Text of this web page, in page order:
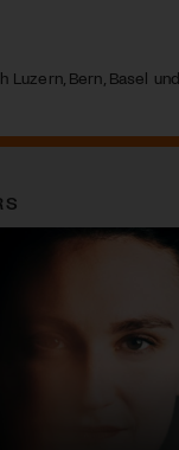
Luzern, Bern, Basel